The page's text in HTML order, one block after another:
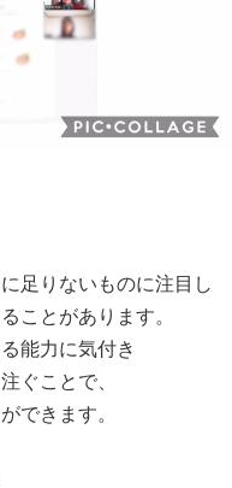
足りないものに注目し
ことがあります。
能力に気付き
ぐことで、
できます。